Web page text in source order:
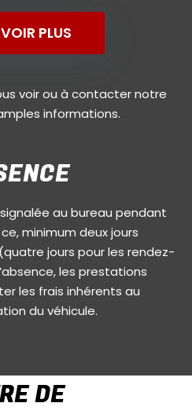
PLUS
voir ou à contacter notre
informations.
au bureau pendant
minimum deux jours
jours pour les rendez-
les prestations
les frais inhérents au
du véhicule.
DE